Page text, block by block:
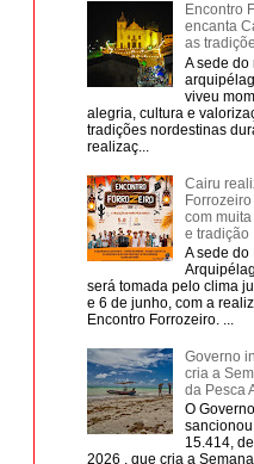
Encontro
encanta
as
A sede
viveu
alegria, cultura e
tradições nordestinas
realizaç...
Cairu
com
e tradição
A sede
será tomada pelo clima
e 6 de junho, com a
Encontro Forrozeiro. ...
Governo
cria a
da Pesca
O
sancionou
15.414,
2026 , que cria a